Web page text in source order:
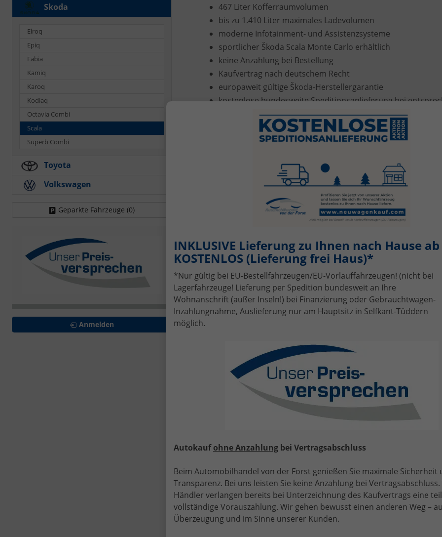
467 Liter Kofferraumvolumen
bis zu 1.410 Liter maximales Ladevolumen
moderne Infotainment- und Assistenzsysteme
sportlicher Škoda Scala Monte Carlo erhältlich
keine Anzahlung bei Bestellung
Kaufvertrag nach deutschem Recht
europaweit gültige Škoda-Herstellergarantie
kostenlose bundesweite Speditionsanlieferung bei
Jetzt Škoda Scala Angebote vergleichen
Finden Sie den passendenŠkoda Scala EU-Neuwagen
für
Verfügbarkeit, Art Kraftstoff
Ausstattungslinie
In Ihrer aktuellen Filterung befinden sich
Skoda Scala Wir rufen Sie an!
PDF-Datei,
Angebot
Menschen mit Behinderung ab 50 %! 1.0 TSI 95PS,
Klimaanlage, Parksensoren hinten, Winter-Paket, LED-
Scheinwerfer, Tempomat, Virtual Cockpit, Radio 8",
Nebelscheinwerfer
ab 130,– € mtl.
Skoda
Elroq
Epiq
Fabia
Kamiq
Karoq
Kodiaq
Octavia Combi
Scala
Superb Combi
Toyota
Volkswagen
Geparkte Fahrzeuge (0)
Anmelden
INKLUSIVE Lieferung zu Ihnen nach Hause
KOSTENLOS (Lieferung frei Haus)*
*Nur gültig bei EU-Bestellfahrzeugen/EU-Vorlauffahrzeugen! (nicht bei
Lagerfahrzeuge! Lieferung per Spedition bundesweit an Ihre
Wohnanschrift (außer Inseln!) bei Finanzierung oder Gebrauchtwagen-
Inzahlungnahme, Auslieferung nur am Hauptsitz in Selfkant-Tüddern
möglich.
Autokaufohne Anzahlung bei Vertragsabschluss
Beim Automobilhandel von der Forst genießen Sie maximale Sicherheit
Transparenz. Bei uns leisten Sie keine Anzahlung bei Vertragsabschluss.
Händler verlangen bereits bei Unterzeichnung des Kaufvertrags eine
vollständige Vorauszahlung. Wir gehen bewusst einen anderen Weg –
Überzeugung und im Sinne unserer Kunden.